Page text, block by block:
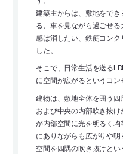
建築主からは、敷地をで
る、車を見ながら過ごせ
感は消したい、鉄筋コン
した。
そこで、日常生活を送る
に空間が広がるというコン
建物は、敷地全体を囲う四
および中央の内部吹き抜
が内部空間に光を明るく
にありながらも広がりや
空間を四隅の吹き抜けと